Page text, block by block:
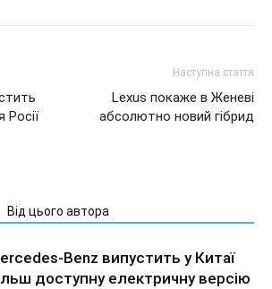
Наступна стаття
Lexus покаже в Женеві
абсолютно новий гібрид
Від цього автора
Benz випустить у Китаї
доступну електричну версію